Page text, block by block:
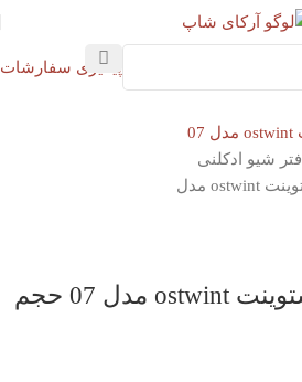
پیگیری سفارشات
افتر شیو ادکلنی استوینت ostwint مدل 07 حجم